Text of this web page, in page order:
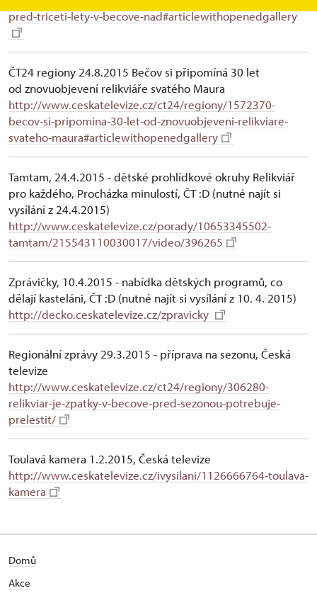
pred-triceti-lety-v-becove-nad#articlewithopenedgallery
ČT24 regiony 24.8.2015 Bečov si připomíná 30 let
od znovuobjevení relikviáře svatého Maura
http://www.ceskatelevize.cz/ct24/regiony/1572370-
becov-si-pripomina-30-let-od-znovuobjeveni-relikviare-
svateho-maura#articlewithopenedgallery
Tamtam, 24.4.2015 - dětské prohlídkové okruhy Relikviář
pro každého, Procházka minulostí, ČT :D (nutné najít si
vysílání z 24.4.2015)
http://www.ceskatelevize.cz/porady/10653345502-
tamtam/215543110030017/video/396265
Zprávičky, 10.4.2015 - nabídka dětských programů, co
dělají kasteláni, ČT :D (nutné najít si vysílání z 10. 4. 2015)
http://decko.ceskatelevize.cz/zpravicky
Regionální zprávy 29.3.2015 - příprava na sezonu, Česká
televize
http://www.ceskatelevize.cz/ct24/regiony/306280-
relikviar-je-zpatky-v-becove-pred-sezonou-potrebuje-
prelestit/
Toulavá kamera 1.2.2015, Česká televize
http://www.ceskatelevize.cz/ivysilani/1126666764-toulava-
kamera
Domů
Akce